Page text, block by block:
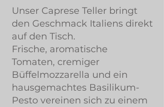
Unser Caprese Teller bringt
den Geschmack Italiens direkt
auf den Tisch.
Frische, aromatische
Tomaten, cremiger
Büffelmozzarella und ein
hausgemachtes Basilikum-
Pesto vereinen sich zu einem